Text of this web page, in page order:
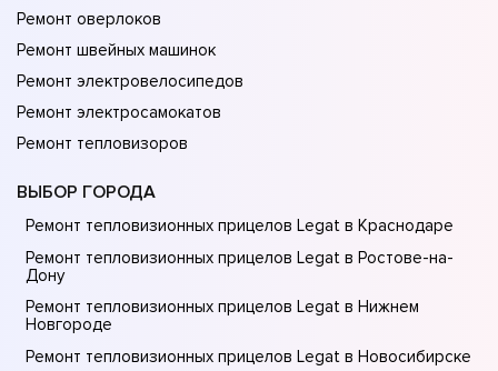
Ремонт оверлоков
Ремонт швейных машинок
Ремонт электровелосипедов
Ремонт электросамокатов
Ремонт тепловизоров
ВЫБОР ГОРОДА
Ремонт тепловизионных прицелов Legat в Краснодаре
Ремонт тепловизионных прицелов Legat в Ростове-на-
Донy
Ремонт тепловизионных прицелов Legat в Нижнем
Новгороде
Ремонт тепловизионных прицелов Legat в Новосибирске